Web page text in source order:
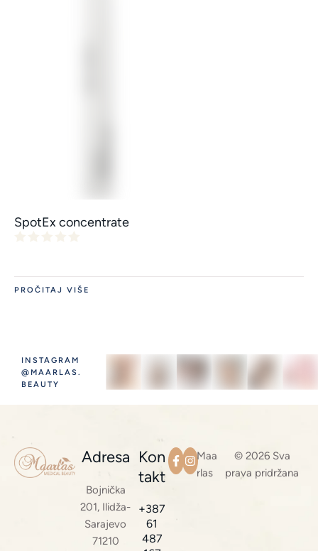
SpotEx concentrate
PROČITAJ VIŠE
INSTAGRAM
@MAARLAS.
BEAUTY
Adresa
Bojnička
201, Ilidža-
Sarajevo
71210
Kon
takt
+387
61
487
Maa
rlas
© 2026 Sva
prava pridržana